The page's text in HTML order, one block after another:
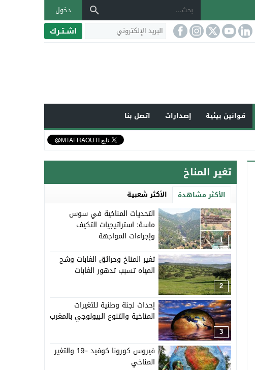
دخول
اشـتـرك
قوانين بيئية إصدارات
اتصل بنا
تغير المناخ
الأكثر مشاهدة الأكثر شعبية
1
التحديات المناخية في سوس
ماسة: استراتيجيات التكيف
وإجراءات المواجهة
2
تغير المناخ وحرائق الغابات وشح
المياه تسبب تدهور الغابات
3
إحداث لجنة وطنية للتغيرات
المناخية والتنوع البيولوجي بالمغرب
فيروس كورونا كوفيد -19 والتغير
المناخي